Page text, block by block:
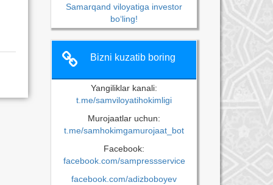
Samarqand viloyatiga investor
bo‘ling!
Bizni kuzatib boring
Yangiliklar kanali:
t.me/samviloyatihokimligi
Murojaatlar uchun:
t.me/samhokimgamurojaat_bot
Facebook:
facebook.com/sampressservice
facebook.com/adizboboyev